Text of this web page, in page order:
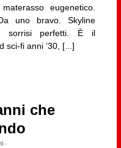
eugenetico.
uno bravo. Skyline
sorrisi perfetti. È il
sci-fi anni ’30, [...]
che
·